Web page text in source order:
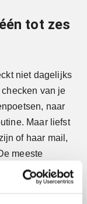
tot zes
niet dagelijks
van je
naar
Maar liefst
of haar mail,
meeste
09.00 uur en
is het meest